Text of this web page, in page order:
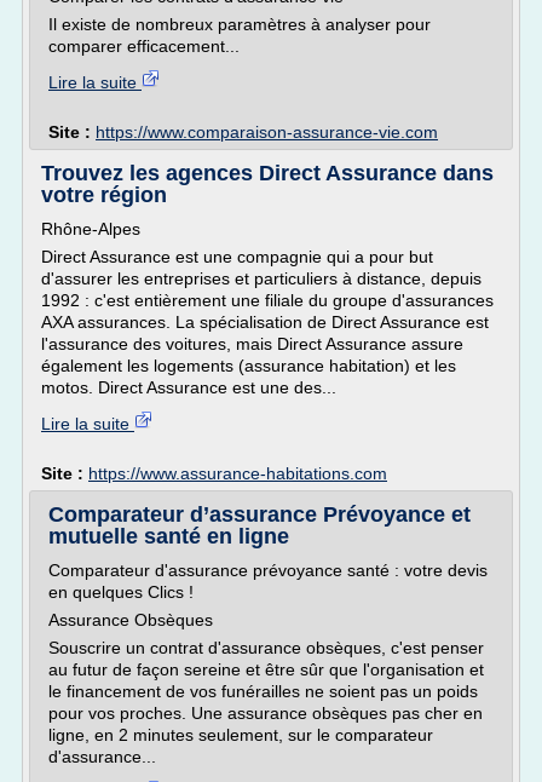
Il existe de nombreux paramètres à analyser pour
comparer efficacement...
Lire la suite
Site : https://www.comparaison-assurance-vie.com
Trouvez les agences Direct Assurance dans
votre région
Rhône-Alpes
Direct Assurance est une compagnie qui a pour but
d'assurer les entreprises et particuliers à distance, depuis
1992 : c'est entièrement une filiale du groupe d'assurances
AXA assurances. La spécialisation de Direct Assurance est
l'assurance des voitures, mais Direct Assurance assure
également les logements (assurance habitation) et les
motos. Direct Assurance est une des...
Lire la suite
Site : https://www.assurance-habitations.com
Comparateur d’assurance Prévoyance et
mutuelle santé en ligne
Comparateur d'assurance prévoyance santé : votre devis
en quelques Clics !
Assurance Obsèques
Souscrire un contrat d'assurance obsèques, c'est penser
au futur de façon sereine et être sûr que l'organisation et
le financement de vos funérailles ne soient pas un poids
pour vos proches. Une assurance obsèques pas cher en
ligne, en 2 minutes seulement, sur le comparateur
d'assurance...